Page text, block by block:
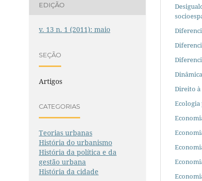
EDIÇÃO
v. 13 n. 1 (2011): maio
SEÇÃO
Artigos
CATEGORIAS
Teorias urbanas
História do urbanismo
História da política e da
gestão urbana
História da cidade
Direito à